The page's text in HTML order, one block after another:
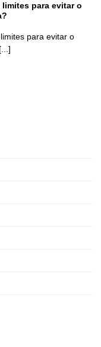
para evitar o
para evitar o